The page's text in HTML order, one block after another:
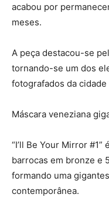
acabou por
meses.
A peça destacou-se
tornando-se um dos
fotografados da
Máscara veneziana
“I’ll Be Your Mirror
barrocas em bronze e
formando uma
contemporânea.